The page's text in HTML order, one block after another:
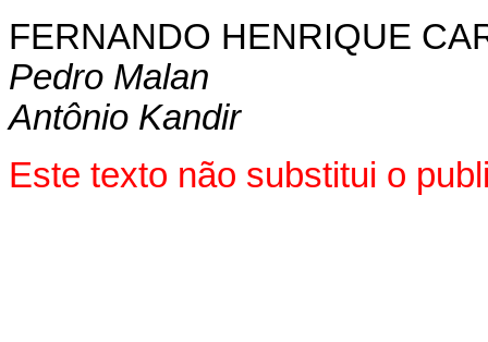
FERNANDO HENRIQUE
Pedro Malan
Antônio Kandir
Este texto não substitui o